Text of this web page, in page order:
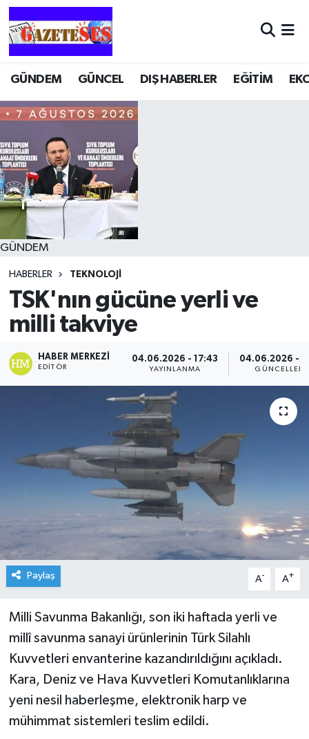
GÜNDEM GÜNCEL DIŞ HABERLER EĞİTİM
GÜNDEM
HABERLER TEKNOLOJİ
TSK'nın gücüne yerli ve
milli takviye
HABER MERKEZI
EDITÖR
04.06.2026 - 17:43
YAYINLANMA
04.06.2026 -
Paylaş A- A+
Milli Savunma Bakanlığı, son iki haftada yerli ve
millî savunma sanayi ürünlerinin Türk Silahlı
Kuvvetleri envanterine kazandırıldığını açıkladı.
Kara, Deniz ve Hava Kuvvetleri Komutanlıklarına
yeni nesil haberleşme, elektronik harp ve
mühimmat sistemleri teslim edildi.